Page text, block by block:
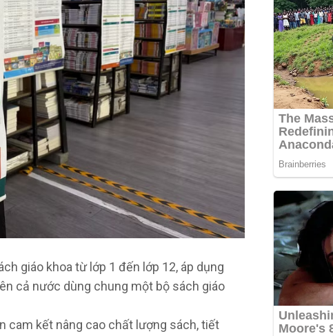
giáo khoa từ lớp 1 đến lớp 12, áp dụng
cả nước dùng chung một bộ sách giáo
cam kết nâng cao chất lượng sách, tiết